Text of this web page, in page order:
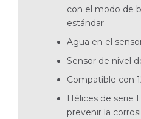
con el modo de
estándar
Agua en el
Sensor de nivel
Compatible con
Hélices de serie
prevenir la